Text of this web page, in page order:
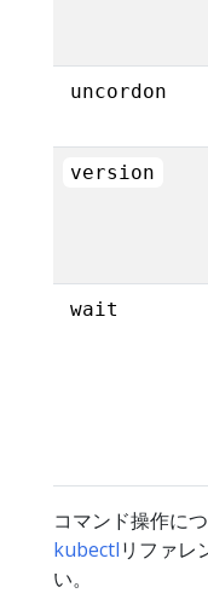
uncordon
version
wait
コマンド操作に
kubectlリファレ
い。